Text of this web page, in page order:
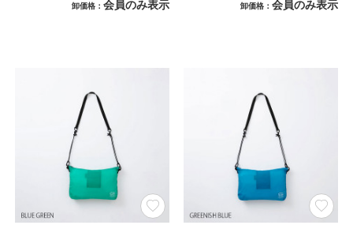
卸価格 会員のみ表示 卸価格 会員のみ表示